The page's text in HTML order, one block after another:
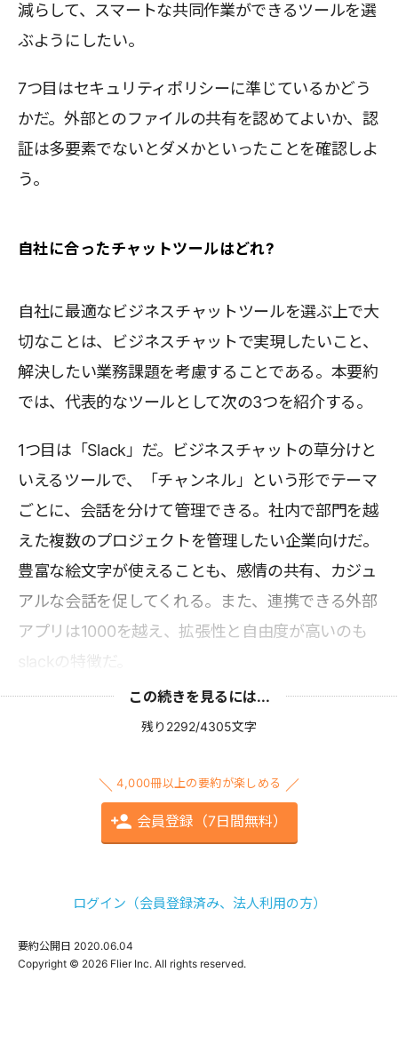
減らして、スマートな共同作業ができるツールを選
ぶようにしたい。
7つ目はセキュリティポリシーに準じているかどう
かだ。外部とのファイルの共有を認めてよいか、認
証は多要素でないとダメかといったことを確認しよ
う。
自社に合ったチャットツールはどれ?
自社に最適なビジネスチャットツールを選ぶ上で大
切なことは、ビジネスチャットで実現したいこと、
解決したい業務課題を考慮することである。本要約
では、代表的なツールとして次の3つを紹介する。
1つ目は「Slack」だ。ビジネスチャットの草分けと
いえるツールで、「チャンネル」という形でテーマ
ごとに、会話を分けて管理できる。社内で部門を越
えた複数のプロジェクトを管理したい企業向けだ。
豊富な絵文字が使えることも、感情の共有、カジュ
アルな会話を促してくれる。また、連携できる外部
アプリは1000を越え、拡張性と自由度が高いのも
slackの特徴だ。
この続きを見るには...
残り2292/4305文字
4,000冊以上の要約が楽しめる
会員登録（7日間無料）
ログイン（会員登録済み、法人利用の方）
要約公開日 2020.06.04